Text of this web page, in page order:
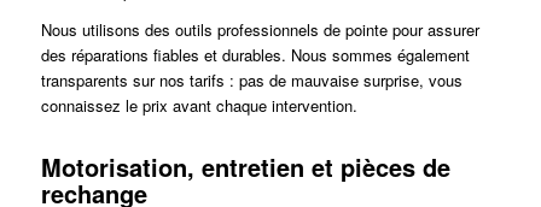
Nous utilisons des outils professionnels de pointe pour assurer
des réparations fiables et durables. Nous sommes également
transparents sur nos tarifs : pas de mauvaise surprise, vous
connaissez le prix avant chaque intervention.
Motorisation, entretien et pièces de
rechange